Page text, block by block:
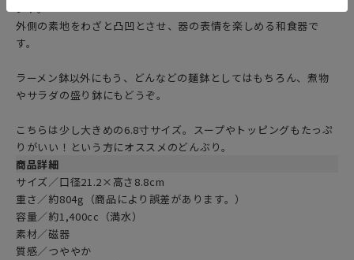
ント。
外側の素地をわざと凸凹とさせ、器の表情を楽しめる和食器で
す。
ラーメン鉢以外にもう、どんなどの麺鉢としてはもちろん、煮物
やサラダの盛り鉢にもどうぞ。
こちらは少し大きめの6.8寸サイズ。スープやトッピングもたっぷ
りがいい！という方にオススメのどんぶり。
商品詳細
サイズ／口径21.2×高さ8.8cm
重さ／約804g（商品により誤差があります。）
容量／約1,400cc（満水）
素材／磁器
質感／つややか